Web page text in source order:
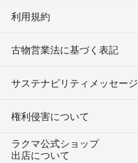
利用規約
古物営業法に基づく表記
サステナビリティメッセージ
権利侵害について
ラクマ公式ショップ
出店について